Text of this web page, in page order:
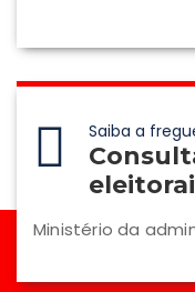
Saiba a
Ministério da